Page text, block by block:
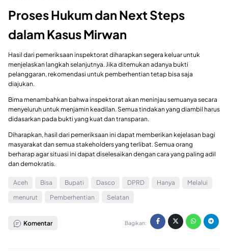
Proses Hukum dan Next Steps
dalam Kasus Mirwan
Hasil dari pemeriksaan inspektorat diharapkan segera keluar untuk
menjelaskan langkah selanjutnya. Jika ditemukan adanya bukti
pelanggaran, rekomendasi untuk pemberhentian tetap bisa saja
diajukan.
Bima menambahkan bahwa inspektorat akan meninjau semuanya secara
menyeluruh untuk menjamin keadilan. Semua tindakan yang diambil harus
didasarkan pada bukti yang kuat dan transparan.
Diharapkan, hasil dari pemeriksaan ini dapat memberikan kejelasan bagi
masyarakat dan semua stakeholders yang terlibat. Semua orang
berharap agar situasi ini dapat diselesaikan dengan cara yang paling adil
dan demokratis.
Aceh Bisa Bupati Dasco DPRD Hanya
Melalui
menurut
Pemberhentian Selatan
Komentar Bagikan: